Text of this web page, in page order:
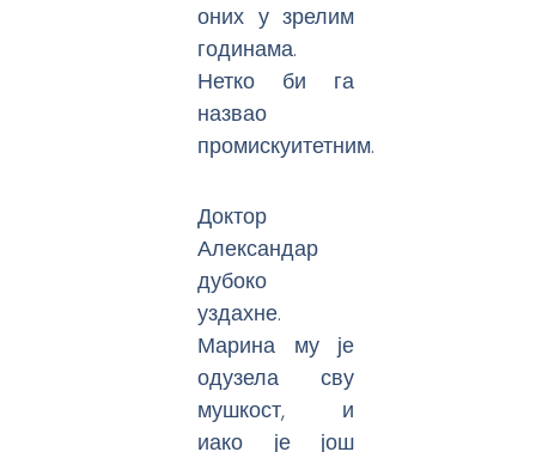
оних у зрелим
годинама.
Нетко би га
назвао
промискуитетним.
Доктор
Александар
дубоко
уздахне.
Марина му је
одузела сву
мушкост, и
иако је још